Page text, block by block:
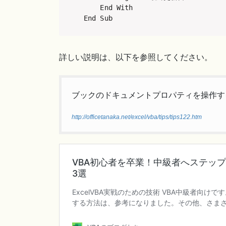
    End With
End Sub
詳しい説明は、以下を参照してください。
ブックのドキュメントプロパティを操作
http://officetanaka.net/excel/vba/tips/tips122.htm